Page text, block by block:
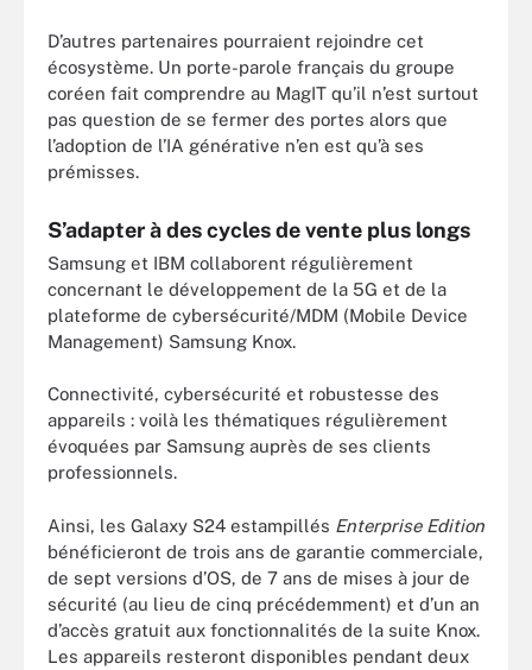
D’autres partenaires pourraient rejoindre cet
écosystème. Un porte-parole français du groupe
coréen fait comprendre au MagIT qu’il n’est surtout
pas question de se fermer des portes alors que
l’adoption de l’IA générative n’en est qu’à ses
prémisses.
S’adapter à des cycles de vente plus longs
Samsung et IBM collaborent régulièrement
concernant le développement de la 5G et de la
plateforme de cybersécurité/MDM (Mobile Device
Management) Samsung Knox.
Connectivité, cybersécurité et robustesse des
appareils : voilà les thématiques régulièrement
évoquées par Samsung auprès de ses clients
professionnels.
Ainsi, les Galaxy S24 estampillés Enterprise Edition
bénéficieront de trois ans de garantie commerciale,
de sept versions d’OS, de 7 ans de mises à jour de
sécurité (au lieu de cinq précédemment) et d’un an
d’accès gratuit aux fonctionnalités de la suite Knox.
Les appareils resteront disponibles pendant deux